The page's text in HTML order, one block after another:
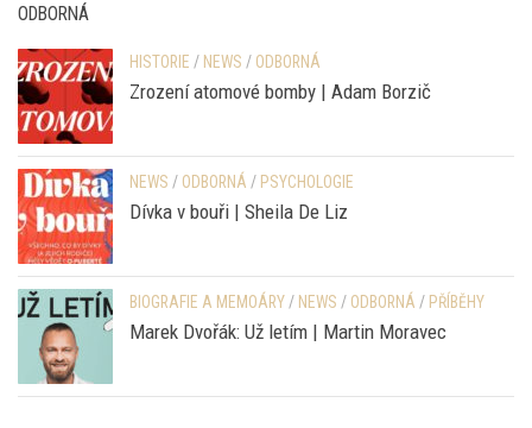
ODBORNÁ
HISTORIE / NEWS / ODBORNÁ
Zrození atomové bomby | Adam Borzič
NEWS / ODBORNÁ / PSYCHOLOGIE
Dívka v bouři | Sheila De Liz
BIOGRAFIE A MEMOÁRY / NEWS / ODBORNÁ / PŘÍBĚHY
Marek Dvořák: Už letím | Martin Moravec